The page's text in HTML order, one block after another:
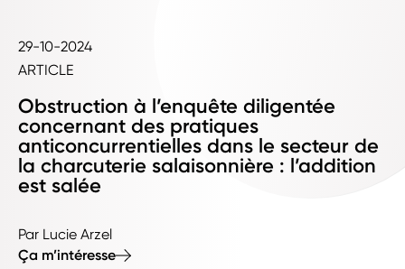
29-10-2024
ARTICLE
Obstruction à l’enquête diligentée
concernant des pratiques
anticoncurrentielles dans le secteur de
la charcuterie salaisonnière : l’addition
est salée
Par Lucie Arzel
Ça m’intéresse